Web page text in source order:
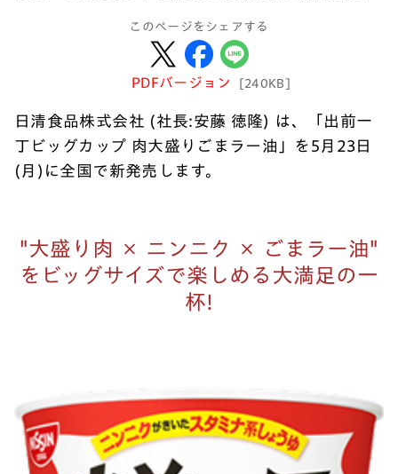
このページをシェアする
PDFバージョン [240KB]
日清食品株式会社 (社長:安藤 徳隆) は、「出前一
丁ビッグカップ 肉大盛りごまラー油」を5月23日
(月)に全国で新発売します。
"大盛り肉 × ニンニク × ごまラー油"
をビッグサイズで楽しめる大満足の一
杯!